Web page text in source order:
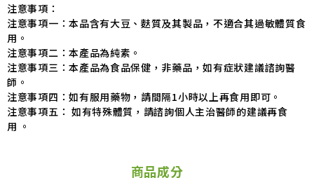
注意事項：
注意事項一：本品含有大豆、麩質及其製品，不適合其過敏體質食
用。
注意事項二：本產品為純素。
注意事項三：本產品為食品保健，非藥品，如有症狀建議諮詢醫
師。
注意事項四：如有服用藥物，請間隔1小時以上再食用即可。
注意事項五： 如有特殊體質，請諮詢個人主治醫師的建議再食
用 。
商品成分